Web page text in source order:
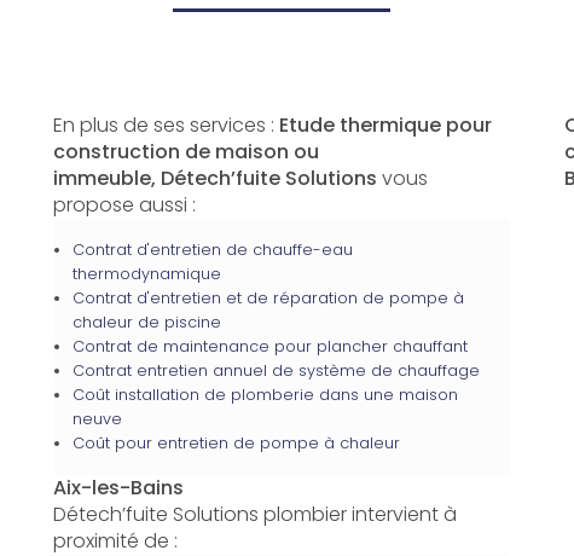
En plus de ses services : Etude thermique pour
construction de maison ou
immeuble, Détech’fuite Solutions vous
propose aussi :
Contrat d'entretien de chauffe-eau
thermodynamique
Contrat d'entretien et de réparation de pompe à
chaleur de piscine
Contrat de maintenance pour plancher chauffant
Contrat entretien annuel de système de chauffage
Coût installation de plomberie dans une maison
neuve
Coût pour entretien de pompe à chaleur
Aix-les-Bains
Détech’fuite Solutions plombier intervient à
proximité de :